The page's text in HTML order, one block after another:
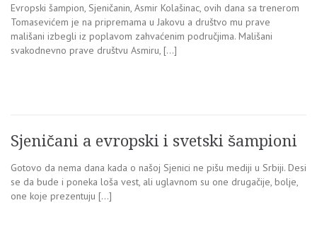
Evropski šampion, Sjeničanin, Asmir Kolašinac, ovih dana sa trenerom
Tomasevićem je na pripremama u Jakovu a društvo mu prave
mališani izbegli iz poplavom zahvaćenim područjima. Mališani
svakodnevno prave društvu Asmiru, […]
Sjeničani a evropski i svetski šampioni
Gotovo da nema dana kada o našoj Sjenici ne pišu mediji u Srbiji. Desi
se da bude i poneka loša vest, ali uglavnom su one drugačije, bolje,
one koje prezentuju […]